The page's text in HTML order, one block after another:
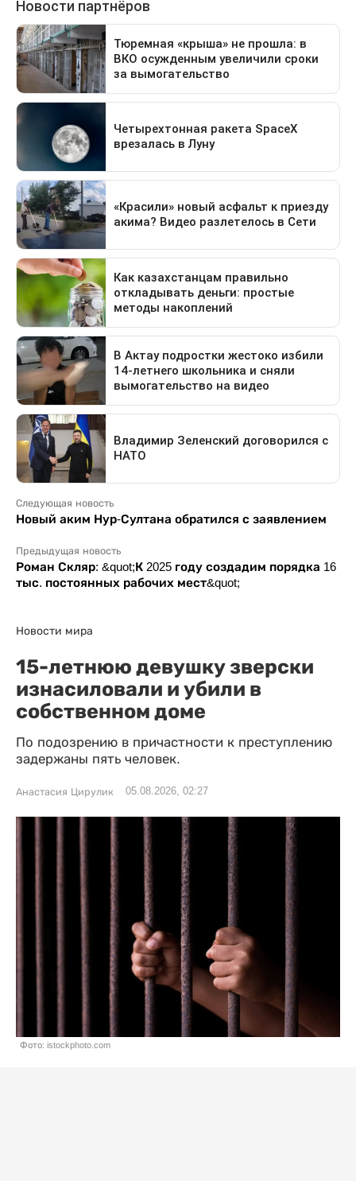
Следующая новость
Новый аким Нур-Султана обратился с заявлением
Предыдущая новость
Роман Скляр: &quot;К 2025 году создадим порядка 16
тыс. постоянных рабочих мест&quot;
Новости мира
15-летнюю девушку зверски
изнасиловали и убили в
собственном доме
По подозрению в причастности к преступлению
задержаны пять человек.
Анастасия Цирулик 05.08.2026, 02:27
Фото: istockphoto.com